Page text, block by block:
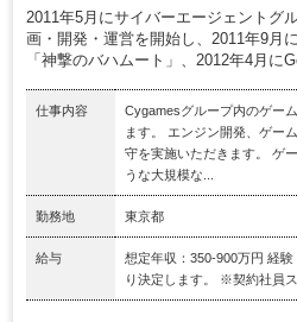
2011年5月にサイバーエージェントグ
画・開発・運営を開始し、2011年9月
「神撃のバハムート」、2012年4月に
仕事内容
Cygamesグループ内のゲー
ます。 エンジン開発、ゲー
守を実施いただきます。 ゲ
うな大規模な...
勤務地 東京都
給与
想定年収：350-900万円 経
り決定します。 ※契約社員ス